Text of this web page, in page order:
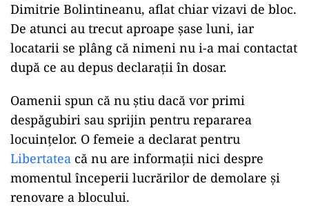
Dimitrie Bolintineanu, aflat chiar vizavi de bloc.
De atunci au trecut aproape șase luni, iar
locatarii se plâng că nimeni nu i-a mai contactat
după ce au depus declarații în dosar.
Oamenii spun că nu știu dacă vor primi
despăgubiri sau sprijin pentru repararea
locuințelor. O femeie a declarat pentru
Libertatea că nu are informații nici despre
momentul începerii lucrărilor de demolare și
renovare a blocului.